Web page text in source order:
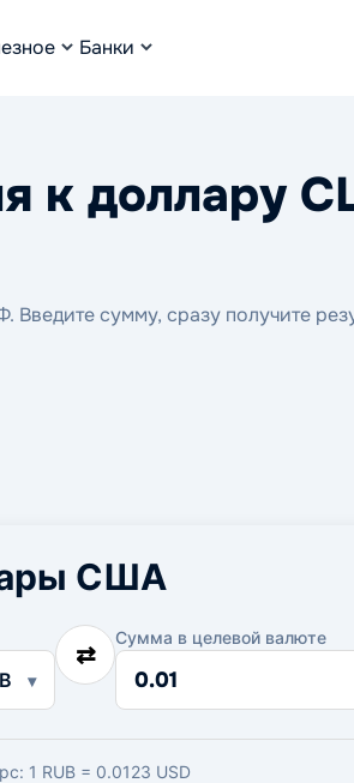
Банки
к доллару
сумму, сразу получите
США
⇄
Сумма в целевой валюте
Сумма
1 RUB = 0.0123 USD